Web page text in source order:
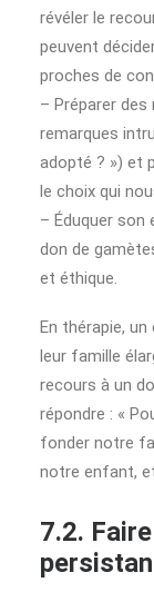
révéler le
peuvent
proches de
– Préparer
remarques
adopté ? ») et
le choix qui
– Éduquer son
don de
et éthique.
En thérapie,
leur famille
recours à un
répondre : «
fonder notre
notre enfant,
7.2.